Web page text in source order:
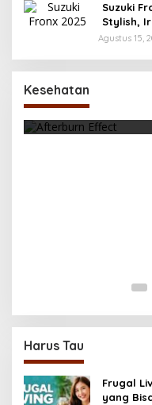
Suzuki
Stylish,
Agustus 15,
Kesehatan
Tubuhmu Masih
Santai! Fakta
Effect
Harus Tau
Frugal
yang